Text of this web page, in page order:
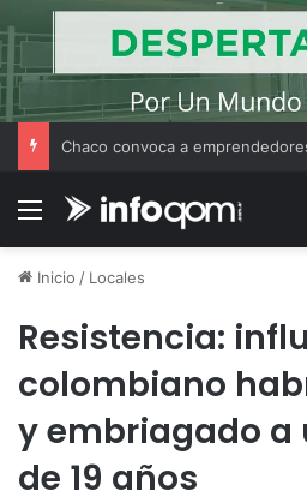
Menú
Inicio / Locales
Resistencia:
colombiano
y embriagado a
de 19 años